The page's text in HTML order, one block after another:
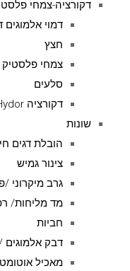
דקורציה-צמחי
דמוי אלמוגים
חצץ
צמחי פלסטיק
סלעים
דקורציה Hydor היידור
שונות
הובלת דגים
צינור גמיש
גרב מיקרוני /
מד מליחות/
חביות
דבק אלמוגים
מאכיל